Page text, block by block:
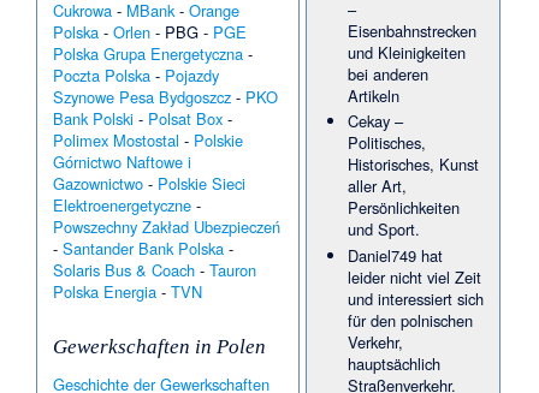
Cukrowa - MBank-Orange
Polska -Orlen - PBG - PGE
Polska Grupa Energetyczna -
Poczta Polska - Pojazdy
Szynowe Pesa Bydgoszcz - PKO
Bank Polski - Polsat Box -
Polimex Mostostal - Polskie
Górnictwo Naftowe i
Gazownictwo - Polskie Sieci
Elektroenergetyczne -
Powszechny Zakład Ubezpieczeń
-Santander Bank Polska -
Solaris Bus & Coach -Tauron
Polska Energia -TVN
Gewerkschaften in Polen
Geschichte der Gewerkschaften
(Braniewo)
·
Sigismund
Rudolph von Berge und
Herrendorf·Turze (Pyrzyce)
30.12. Johann Heinrich
Ammelung·Ułowo
Parkanlage Tiergarten
(Złotów)·Zielonka Pasłęcka
29.12. Uladsislau Kufko
Jennifer Claffey·Klejnówko·
Anton von Haimberger
Czarna Grobla (Braniewo)
Mariusz Marasek•
Schloss Arnsdorf (Schlesien)
·Brzezin·Hellhole·
Klejnowo·Agnieszka
Chacińska· Eugeniusz
Horbaczewski·Jarosław
Maria Jan Opala·
Przemyśler Stern
(Pyrzyce)•27.12. Alexis
Kreps·Danuta Manowiecka
–
Eisenbahnstrecken
und Kleinigkeiten
bei anderen
Artikeln
Cekay–
Politisches,
Historisches, Kunst
aller Art,
Persönlichkeiten
und Sport.
Daniel749hat
leider nicht viel Zeit
und interessiert sich
für den polnischen
Verkehr,
hauptsächlich
Straßenverkehr.